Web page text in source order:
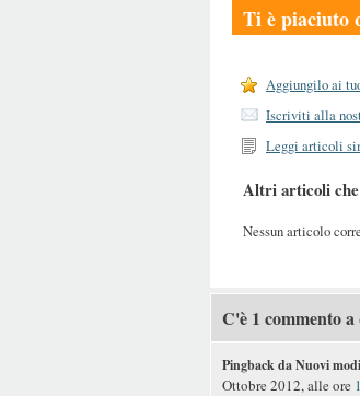
Ti è piaciuto
Aggiungilo ai
Iscriviti alla
Leggi articoli
Altri articoli
Nessun articolo
C'è 1 commento
Pingback da Nuovi
Ottobre 2012, alle ore